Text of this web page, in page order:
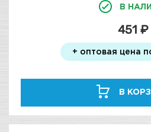
В
451 ₽
+ оптовая цена
В